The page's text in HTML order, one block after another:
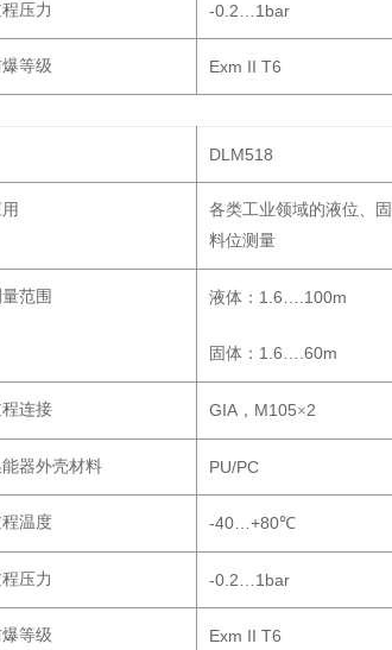
压力 -0.2…1bar
爆等级 Exm II T6
DLM518
各类工业领域的液位、
料位测量
范围 液体： 1.6….100m
固体： 1.6….60m
连接 GIA ， M105×2
器外壳材料 PU/PC
温度 -40…+80℃
压力 -0.2…1bar
爆等级 Exm II T6